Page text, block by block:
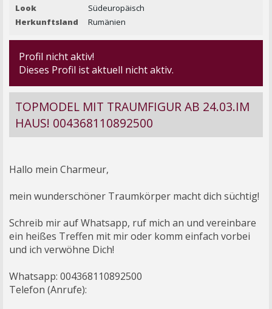
Look
Südeuropäisch
Herkunftsland
Rumänien
Profil nicht aktiv!
Dieses Profil ist aktuell nicht aktiv.
TOPMODEL MIT TRAUMFIGUR AB 24.03.IM
HAUS! 004368110892500
Hallo mein Charmeur,
mein wunderschöner Traumkörper macht dich süchtig!
Schreib mir auf Whatsapp, ruf mich an und vereinbare
ein heißes Treffen mit mir oder komm einfach vorbei
und ich verwöhne Dich!
Whatsapp: 004368110892500
Telefon (Anrufe):